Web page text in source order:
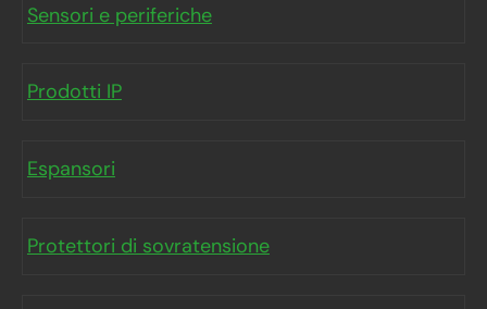
Sensori e periferiche
Prodotti IP
Espansori
Protettori di sovratensione